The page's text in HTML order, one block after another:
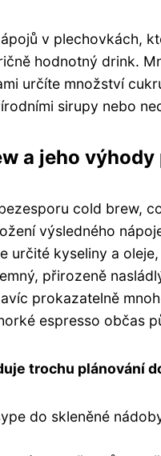
v plechovkách,
hodnotný drink.
určíte množství
sirupy nebo
a jeho
cold brew,
výsledného
určité kyseliny a
přirozeně
prokazatelně
espresso občas
trochu plánování
do skleněné